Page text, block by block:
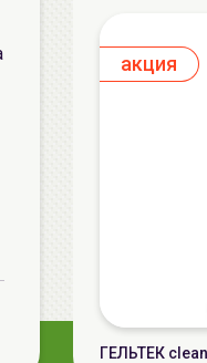
aкция
ГЕЛЬТЕК